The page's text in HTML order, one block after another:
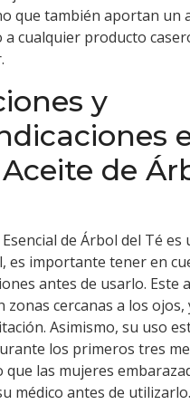
que también aportan un
a cualquier producto
y
de
de Árbol del Té es
es importante tener en
antes de usarlo. Este
zonas cercanas a los ojos,
Asimismo, su uso
los primeros tres
las mujeres
médico antes de utilizarlo.